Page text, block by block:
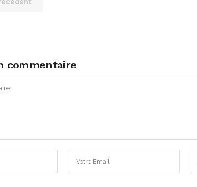
commentaire